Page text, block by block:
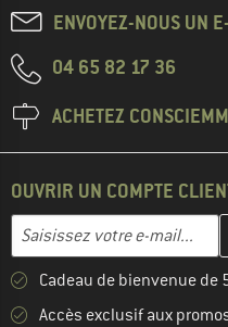
ENVOYEZ-NOUS UN
04 65 82 17 36
ACHETEZ
OUVRIR UN COMPTE
Adresse e-mail
Entrez votre adresse e-mail
Cadeau de bienvenue de
Accès exclusif aux